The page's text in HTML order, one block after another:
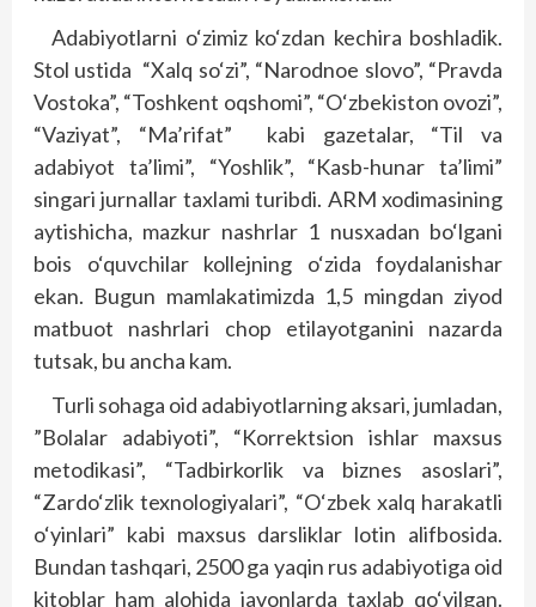
Adabiyotlarni o‘zimiz ko‘zdan kechira boshladik.
Stol ustida “Xalq so‘zi”, “Narodnoe slovo”, “Pravda
Vostoka”, “Toshkent oqshomi”, “O‘zbekiston ovozi”,
“Vaziyat”, “Ma’rifat” kabi gazetalar, “Til va
adabiyot ta’limi”, “Yoshlik”, “Kasb-hunar ta’limi”
singari jurnallar taxlami turibdi. ARM xodimasining
aytishicha, mazkur nashrlar 1 nusxadan bo‘lgani
bois o‘quvchilar kollejning o‘zida foydalanishar
ekan. Bugun mamlakatimizda 1,5 mingdan ziyod
matbuot nashrlari chop etilayotganini nazarda
tutsak, bu ancha kam.
Turli sohaga oid adabiyotlarning aksari, jumladan,
”Bolalar adabiyoti”, “Korrektsion ishlar maxsus
metodikasi”, “Tadbirkorlik va biznes asoslari”,
“Zardo‘zlik texnologiyalari”, “O‘zbek xalq harakatli
o‘yinlari” kabi maxsus darsliklar lotin alifbosida.
Bundan tashqari, 2500 ga yaqin rus adabiyotiga oid
kitoblar ham alohida javonlarda taxlab qo‘yilgan.